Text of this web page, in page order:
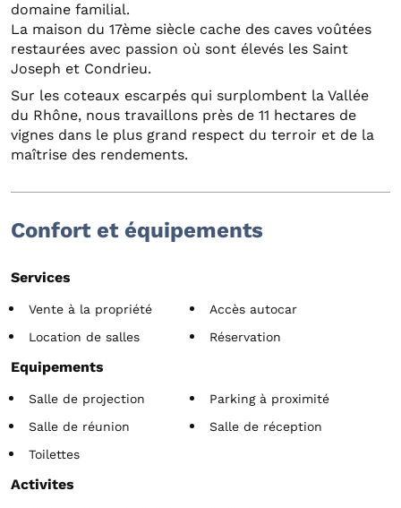
domaine familial.
La maison du 17ème siècle cache des caves voûtées
restaurées avec passion où sont élevés les Saint
Joseph et Condrieu.
Sur les coteaux escarpés qui surplombent la Vallée
du Rhône, nous travaillons près de 11 hectares de
vignes dans le plus grand respect du terroir et de la
maîtrise des rendements.
Confort et équipements
Services
Vente à la propriété
Accès autocar
Location de salles
Réservation
Equipements
Salle de projection
Parking à proximité
Salle de réunion
Salle de réception
Toilettes
Activites